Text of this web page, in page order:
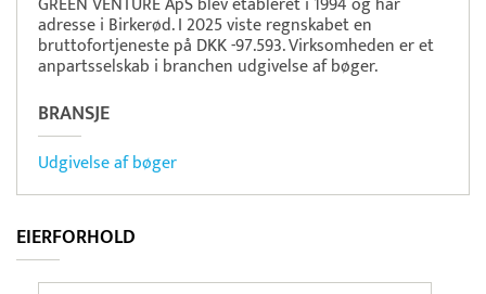
adresse i Birkerød. I 2025 viste regnskabet en
bruttofortjeneste på DKK -97.593. Virksomheden er et
anpartsselskab i branchen udgivelse af bøger.
BRANSJE
Udgivelse af bøger
EIERFORHOLD